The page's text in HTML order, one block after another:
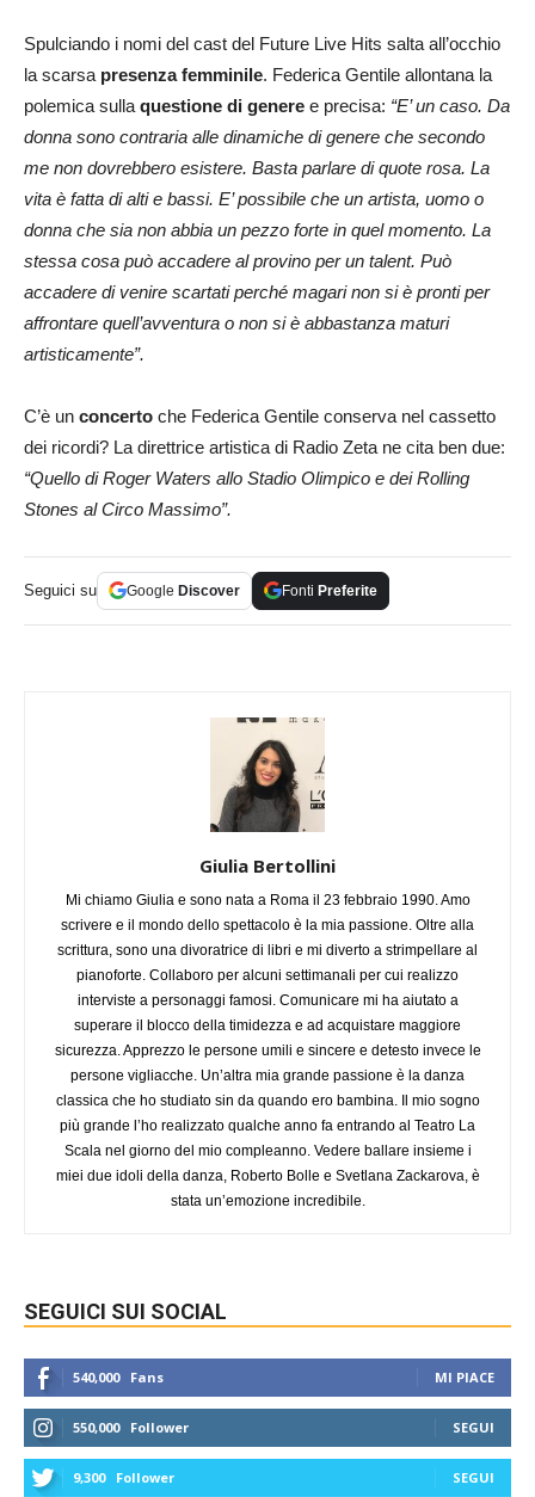
Spulciando i nomi del cast del Future Live Hits salta all’occhio
la scarsa presenza femminile. Federica Gentile allontana la
polemica sulla questione di genere e precisa: “E’ un caso. Da
donna sono contraria alle dinamiche di genere che secondo
me non dovrebbero esistere. Basta parlare di quote rosa. La
vita è fatta di alti e bassi. E’ possibile che un artista, uomo o
donna che sia non abbia un pezzo forte in quel momento. La
stessa cosa può accadere al provino per un talent. Può
accadere di venire scartati perché magari non si è pronti per
affrontare quell’avventura o non si è abbastanza maturi
artisticamente”.
C’è un concerto che Federica Gentile conserva nel cassetto
dei ricordi? La direttrice artistica di Radio Zeta ne cita ben due:
“Quello di Roger Waters allo Stadio Olimpico e dei Rolling
Stones al Circo Massimo”.
Seguici su Google Discover Fonti Preferite
Giulia Bertollini
Mi chiamo Giulia e sono nata a Roma il 23 febbraio 1990. Amo
scrivere e il mondo dello spettacolo è la mia passione. Oltre alla
scrittura, sono una divoratrice di libri e mi diverto a strimpellare al
pianoforte. Collaboro per alcuni settimanali per cui realizzo
interviste a personaggi famosi. Comunicare mi ha aiutato a
superare il blocco della timidezza e ad acquistare maggiore
sicurezza. Apprezzo le persone umili e sincere e detesto invece le
persone vigliacche. Un’altra mia grande passione è la danza
classica che ho studiato sin da quando ero bambina. Il mio sogno
più grande l’ho realizzato qualche anno fa entrando al Teatro La
Scala nel giorno del mio compleanno. Vedere ballare insieme i
miei due idoli della danza, Roberto Bolle e Svetlana Zackarova, è
stata un’emozione incredibile.
SEGUICI SUI SOCIAL
540,000 Fans MI PIACE
550,000 Follower SEGUI
9,300 Follower SEGUI